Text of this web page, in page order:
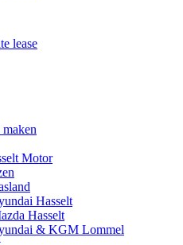
lease
Motor
Hasselt
Hasselt
& KGM Lommel